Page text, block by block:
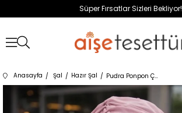
Süper Fırsatlar Sizleri Bekliyor!
Anasayfa Şal Hazır Şal Pudra Ponpon Çapraz Bantlı Hazır Şal